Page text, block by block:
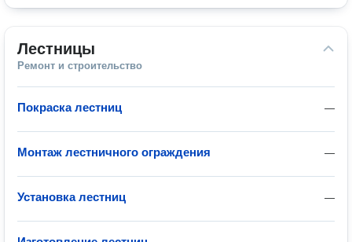
Лестницы
Ремонт и строительство
—
Покраска лестниц
—
Монтаж лестничного ограждения
—
Установка лестниц